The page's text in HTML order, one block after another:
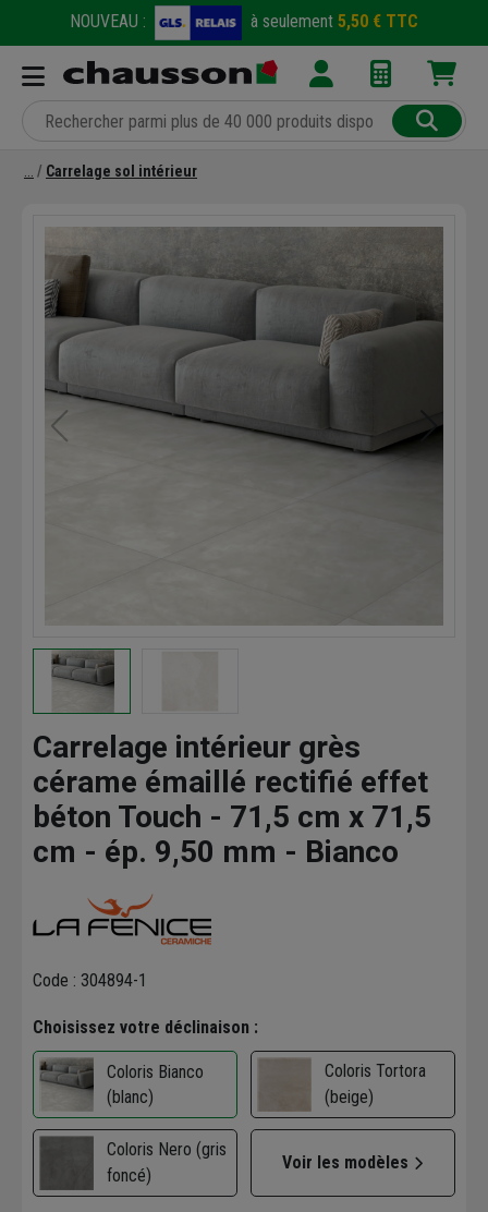
NOUVEAU : à seulement 5,50 € TTC
Carrelage sol intérieur
Carrelage intérieur grès
cérame émaillé rectifié effet
béton Touch - 71,5 cm x 71,5
cm - ép. 9,50 mm - Bianco
Code : 304894-1
Choisissez votre déclinaison :
Coloris Bianco
(blanc)
Coloris Tortora
(beige)
Coloris Nero (gris
foncé)
Voir les modèles